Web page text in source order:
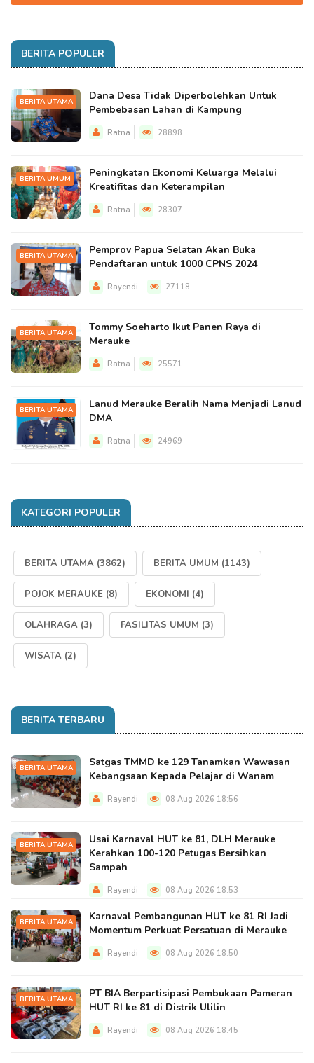
BERITA POPULER
BERITA UTAMA
Dana Desa Tidak Diperbolehkan Untuk
Pembebasan Lahan di Kampung
Ratna 28898
BERITA UMUM
Peningkatan Ekonomi Keluarga Melalui
Kreatifitas dan Keterampilan
Ratna 28307
BERITA UTAMA
Pemprov Papua Selatan Akan Buka
Pendaftaran untuk 1000 CPNS 2024
Rayendi 27118
BERITA UTAMA
Tommy Soeharto Ikut Panen Raya di
Merauke
Ratna 25571
BERITA UTAMA
Lanud Merauke Beralih Nama Menjadi Lanud
DMA
Ratna 24969
KATEGORI POPULER
BERITA UTAMA (3862) BERITA UMUM (1143)
POJOK MERAUKE (8) EKONOMI (4)
OLAHRAGA (3) FASILITAS UMUM (3)
WISATA (2)
BERITA TERBARU
BERITA UTAMA
Satgas TMMD ke 129 Tanamkan Wawasan
Kebangsaan Kepada Pelajar di Wanam
Rayendi 08 Aug 2026 18:56
BERITA UTAMA
Usai Karnaval HUT ke 81, DLH Merauke
Kerahkan 100-120 Petugas Bersihkan
Sampah
Rayendi 08 Aug 2026 18:53
BERITA UTAMA
Karnaval Pembangunan HUT ke 81 RI Jadi
Momentum Perkuat Persatuan di Merauke
Rayendi 08 Aug 2026 18:50
BERITA UTAMA
PT BIA Berpartisipasi Pembukaan Pameran
HUT RI ke 81 di Distrik Ulilin
Rayendi 08 Aug 2026 18:45